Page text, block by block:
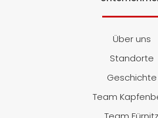
Über uns
Standorte
Geschichte
Team